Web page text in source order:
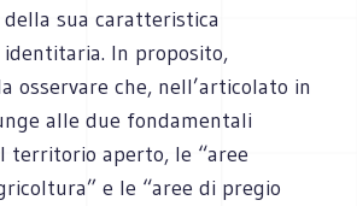
sua caratteristica
In proposito,
osservare che, nell’articolato in
alle due fondamentali
territorio aperto, le “aree
e le “aree di pregio